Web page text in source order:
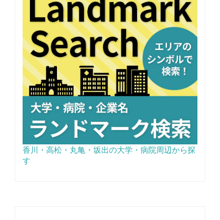
香川・高松・丸亀・坂出の大学・病院周辺から探
す